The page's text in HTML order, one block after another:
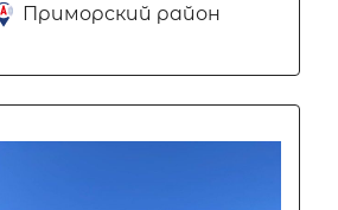
Приморский район